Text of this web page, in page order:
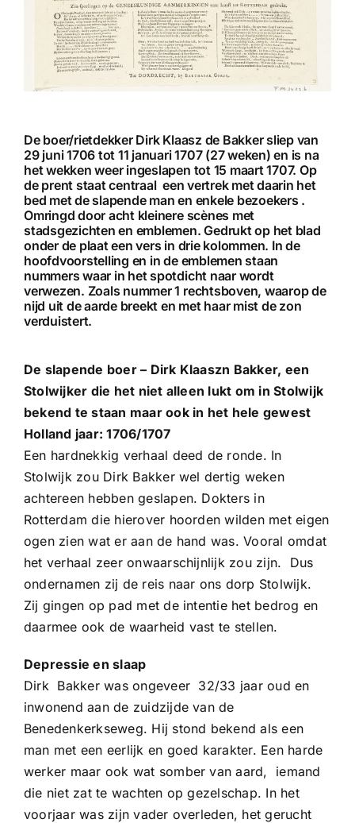
De boer/rietdekker Dirk Klaasz de Bakker sliep van
29 juni 1706 tot 11 januari 1707 (27 weken) en is na
het wekken weer ingeslapen tot 15 maart 1707. Op
de prent staat centraal een vertrek met daarin het
bed met de slapende man en enkele bezoekers .
Omringd door acht kleinere scènes met
stadsgezichten en emblemen. Gedrukt op het blad
onder de plaat een vers in drie kolommen. In de
hoofdvoorstelling en in de emblemen staan
nummers waar in het spotdicht naar wordt
verwezen. Zoals nummer 1 rechtsboven, waarop de
nijd uit de aarde breekt en met haar mist de zon
verduistert.
De slapende boer – Dirk Klaaszn Bakker, een
Stolwijker die het niet alleen lukt om in Stolwijk
bekend te staan maar ook in het hele gewest
Holland jaar: 1706/1707
Een hardnekkig verhaal deed de ronde. In
Stolwijk zou Dirk Bakker wel dertig weken
achtereen hebben geslapen. Dokters in
Rotterdam die hierover hoorden wilden met eigen
ogen zien wat er aan de hand was. Vooral omdat
het verhaal zeer onwaarschijnlijk zou zijn. Dus
ondernamen zij de reis naar ons dorp Stolwijk.
Zij gingen op pad met de intentie het bedrog en
daarmee ook de waarheid vast te stellen.
Depressie en slaap
Dirk Bakker was ongeveer 32/33 jaar oud en
inwonend aan de zuidzijde van de
Benedenkerkseweg. Hij stond bekend als een
man met een eerlijk en goed karakter. Een harde
werker maar ook wat somber van aard, iemand
die niet zat te wachten op gezelschap. In het
voorjaar was zijn vader overleden, het gerucht